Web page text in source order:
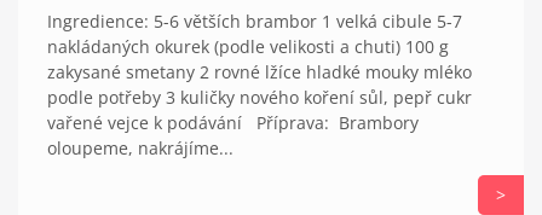
Ingredience: 5-6 větších brambor 1 velká cibule 5-7
nakládaných okurek (podle velikosti a chuti) 100 g
zakysané smetany 2 rovné lžíce hladké mouky mléko
podle potřeby 3 kuličky nového koření sůl, pepř cukr
vařené vejce k podávání Příprava: Brambory
oloupeme, nakrájíme...
>